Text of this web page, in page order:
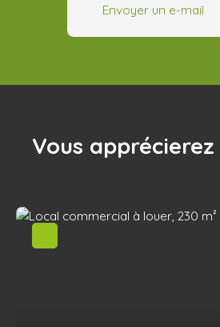
Envoyer un e-mail
Vous apprécierez